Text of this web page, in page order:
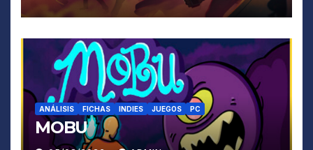
ANÁLISIS FICHAS INDIES JUEGOS PC
MOBU